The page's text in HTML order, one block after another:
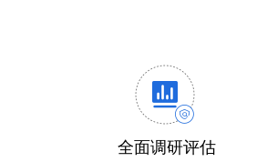
全面调研评估